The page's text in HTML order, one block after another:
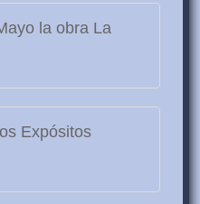
la obra La
Expósitos